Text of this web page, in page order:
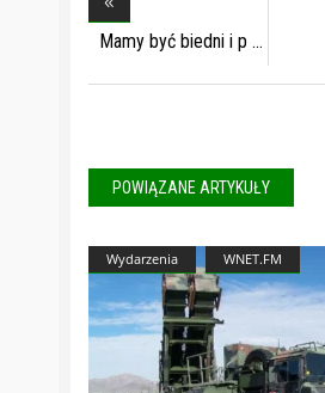
Mamy być biedni i p
POWIĄZANE ARTYKUŁY
Wydarzenia WNET.FM